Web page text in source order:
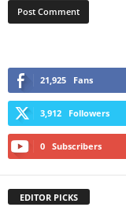
21,925 Fans
3,912 Followers
0 Subscribers
EDITOR PICKS